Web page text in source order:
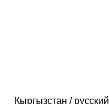
Кыргызстан / русский